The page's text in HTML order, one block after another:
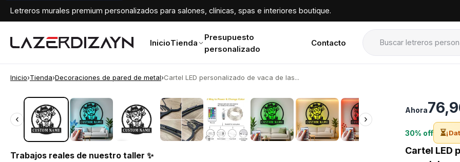
Letreros murales premium personalizados para salones, clínicas, spas e interiores boutique.
InicioTienda
Presupuesto
personalizado
Contacto
Inicio›Tienda›Decoraciones de pared de metal›Cartel LED personalizado de vaca de las...
‹ ›
‹ ›
Trabajos reales de nuestro taller ✨
Ahora
30% off ⏳
Cartel LED